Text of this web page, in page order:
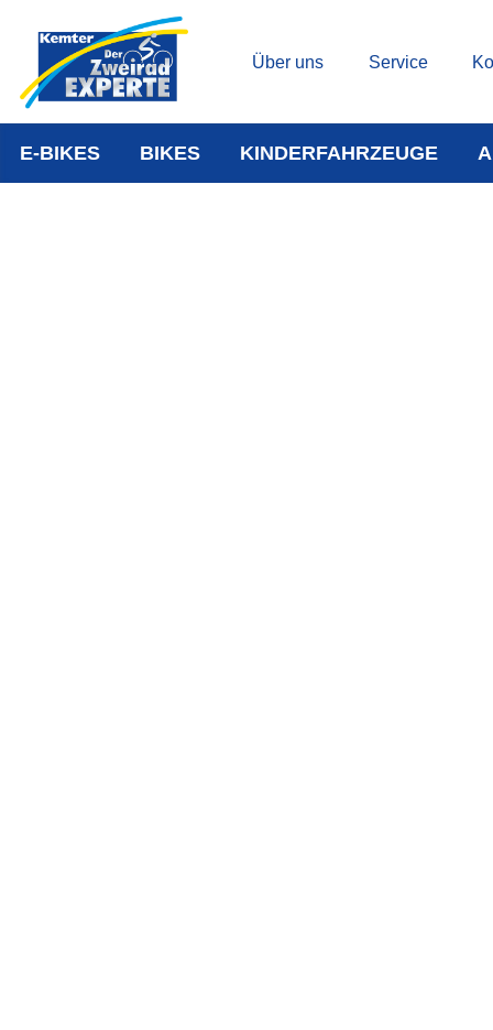
Über uns Service
E-BIKES BIKES KINDERFAHRZEUGE